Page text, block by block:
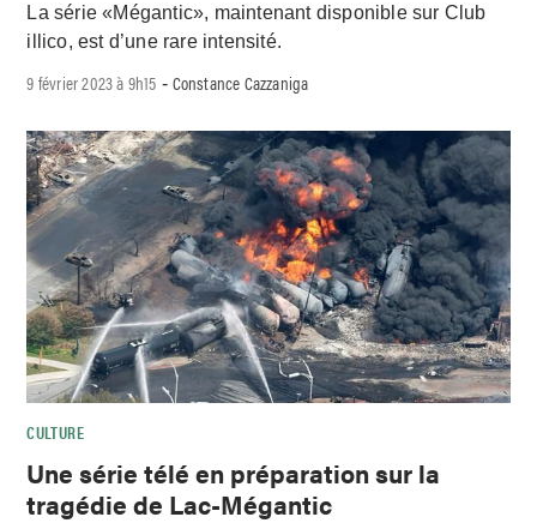
La série «Mégantic», maintenant disponible sur Club
illico, est d’une rare intensité.
9 février 2023 à 9h15 - Constance Cazzaniga
CULTURE
Une série télé en préparation sur la
tragédie de Lac-Mégantic